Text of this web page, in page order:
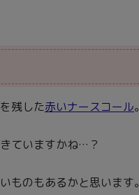
残した赤いナースコール。
ていますかね…？
ものもあるかと思います。